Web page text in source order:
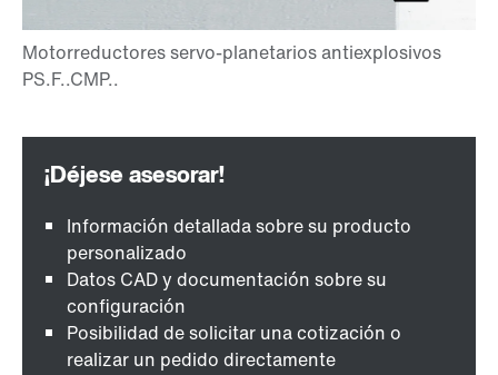
Información detallada sobre su producto
personalizado
Datos CAD y documentación sobre su
configuración
Posibilidad de solicitar una cotización o
realizar un pedido directamente